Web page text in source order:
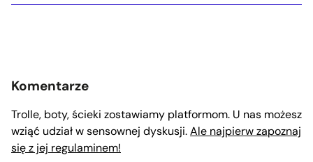
Komentarze
Trolle, boty, ścieki zostawiamy platformom. U nas możesz
wziąć udział w sensownej dyskusji.Ale najpierw zapoznaj
się z jej regulaminem!